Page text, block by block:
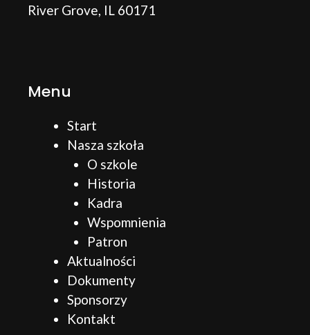
River Grove, IL 60171
Menu
Start
Nasza szkoła
O szkole
Historia
Kadra
Wspomnienia
Patron
Aktualności
Dokumenty
Sponsorzy
Kontakt